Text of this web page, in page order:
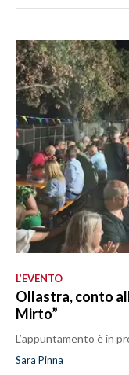
L’EVENTO
Ollastra, conto
Mirto”
L’appuntamento è in
Sara Pinna